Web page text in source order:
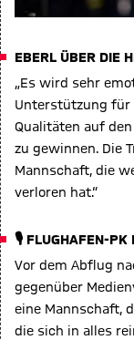
EBERL ÜBER DIE
„Es wird sehr
Unterstützung für
Qualitäten auf
zu gewinnen. Die
Mannschaft, die
verloren hat.“
🎙️ FLUGHAFEN-PK
Vor dem Abflug
gegenüber
eine Mannschaft,
die sich in alles